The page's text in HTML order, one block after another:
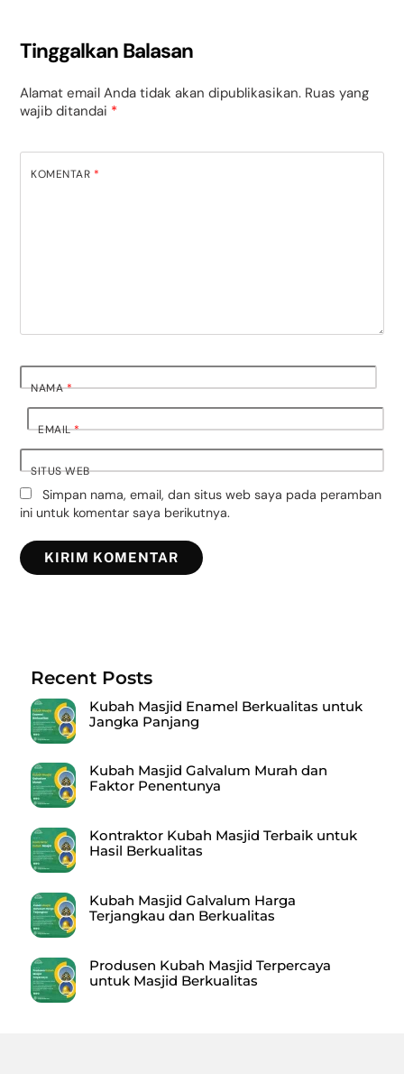
Tinggalkan Balasan
Alamat email Anda tidak akan dipublikasikan. Ruas yang
wajib ditandai *
KOMENTAR *
NAMA*
EMAIL*
SITUS WEB
Simpan nama, email, dan situs web saya pada peramban
ini untuk komentar saya berikutnya.
Recent Posts
Kubah Masjid Enamel Berkualitas untuk
Jangka Panjang
Kubah Masjid Galvalum Murah dan
Faktor Penentunya
Kontraktor Kubah Masjid Terbaik untuk
Hasil Berkualitas
Kubah Masjid Galvalum Harga
Terjangkau dan Berkualitas
Produsen Kubah Masjid Terpercaya
untuk Masjid Berkualitas